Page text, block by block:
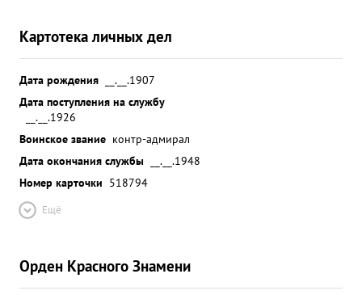
Картотека личных дел
Дата рождения
__.__.1907
Дата поступления на службу
__.__.1926
Воинское звание контр-адмирал
Дата окончания службы
__.__.1948
Номер карточки 518794
Ещё
Орден Красного Знамени